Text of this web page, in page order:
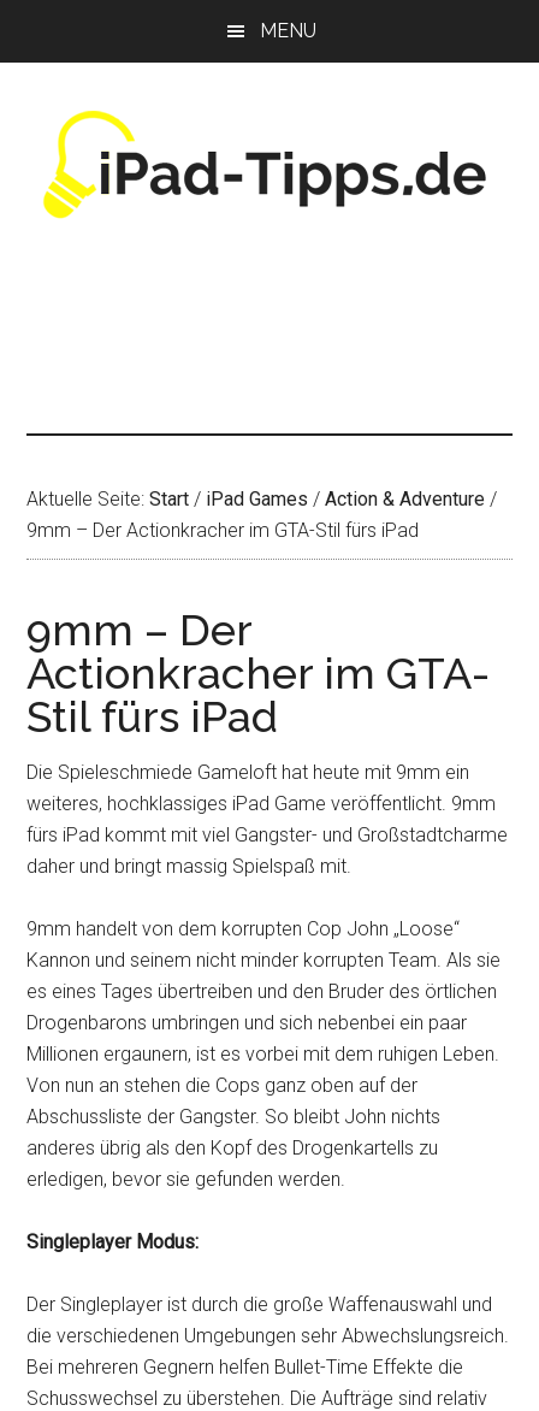
MENU
Aktuelle Seite:Start / iPad Games / Action & Adventure /
9mm – Der Actionkracher im GTA-Stil fürs iPad
9mm – Der
Actionkracher im GTA-
Stil fürs iPad
Die Spieleschmiede Gameloft hat heute mit 9mm ein
weiteres, hochklassiges iPad Game veröffentlicht. 9mm
fürs iPad kommt mit viel Gangster- und Großstadtcharme
daher und bringt massig Spielspaß mit.
9mm handelt von dem korrupten Cop John „Loose“
Kannon und seinem nicht minder korrupten Team. Als sie
es eines Tages übertreiben und den Bruder des örtlichen
Drogenbarons umbringen und sich nebenbei ein paar
Millionen ergaunern, ist es vorbei mit dem ruhigen Leben.
Von nun an stehen die Cops ganz oben auf der
Abschussliste der Gangster. So bleibt John nichts
anderes übrig als den Kopf des Drogenkartells zu
erledigen, bevor sie gefunden werden.
Singleplayer Modus:
Der Singleplayer ist durch die große Waffenauswahl und
die verschiedenen Umgebungen sehr Abwechslungsreich.
Bei mehreren Gegnern helfen Bullet-Time Effekte die
Schusswechsel zu überstehen. Die Aufträge sind relativ